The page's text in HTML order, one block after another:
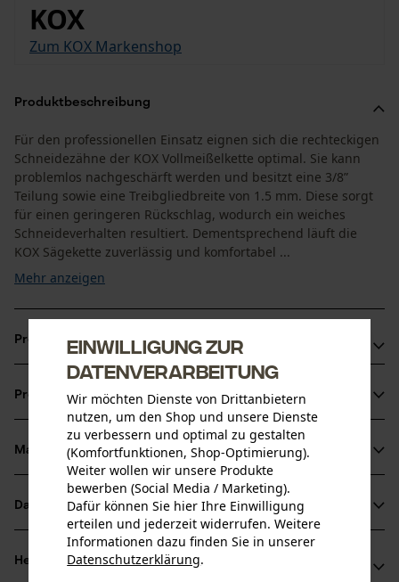
KOX
Zum KOX Markenshop
Produktbeschreibung
Für den professionellen Einsatz eignen sich die rechteckigen
Schneidezähne der KOX Vollmeißelkette optimal. Sie kann
problemlos nachgeschärft werden und besitzt eine 3/8”
Teilung sowie eine Treibgliedbreite von 1.5 mm. Diese sorgt
für einen geringeren Rückschlag, wodurch ein weiches
Schneideverhalten resultiert. Dementsprechend läuft die
KOX Sägekette zuverlässig und komfortabel ...
Mehr anzeigen
Produktvorteile
Weniger Rückschlag durch Sicherheitstreibglieder
Die Kettesorgt für reduzierte Vibration der Schneidgarnitur
Sägekette mit der höchsten Schnittleistung
Produktinformationen
Produktdetails
Aktivitätstyp
Material & Pflege
Material
Hauptmaterial
Datenblätter
Produktsicherheitsdatenblatt (PDF)
Herstellerinformationen
Einwilligung zur
Datenverarbeitung
Wir möchten Dienste von Drittanbietern
nutzen, um den Shop und unsere Dienste
zu verbessern und optimal zu gestalten
(Komfortfunktionen, Shop-Optimierung).
Weiter wollen wir unsere Produkte
bewerben (Social Media / Marketing).
Dafür können Sie hier Ihre Einwilligung
erteilen und jederzeit widerrufen. Weitere
Informationen dazu finden Sie in unserer
Datenschutzerklärung.